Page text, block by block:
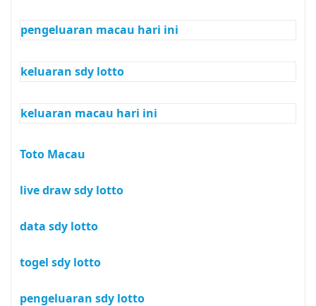
pengeluaran macau hari ini
keluaran sdy lotto
keluaran macau hari ini
Toto Macau
live draw sdy lotto
data sdy lotto
togel sdy lotto
pengeluaran sdy lotto